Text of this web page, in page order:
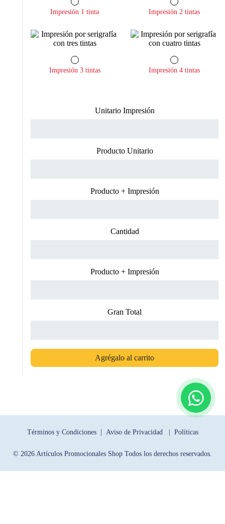
Impresión 1 tinta Impresión 2 tintas
Impresión 3 tintas Impresión 4 tintas
Unitario Impresión
Producto Unitario
Producto + Impresión
Cantidad
Producto + Impresión
Gran Total
Agrégalo al carrito
Términos y Condiciones | Aviso de Privacidad | Políticas
© 2026 Artículos Promocionales Shop Todos los derechos reservados.